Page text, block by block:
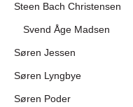
Steen Bach Christensen
Svend Åge Madsen
Søren Jessen
Søren Lyngbye
Søren Poder